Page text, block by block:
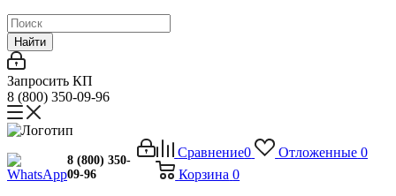
Найти
Запросить КП
8 (800) 350-09-96
Сравнение0 Отложенные 0
Корзина 0
8 (800) 350-
09-96